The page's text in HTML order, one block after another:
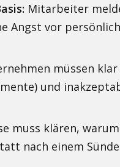
Mitarbeiter
Angst vor
müssen klar
und
muss klären,
nach einem